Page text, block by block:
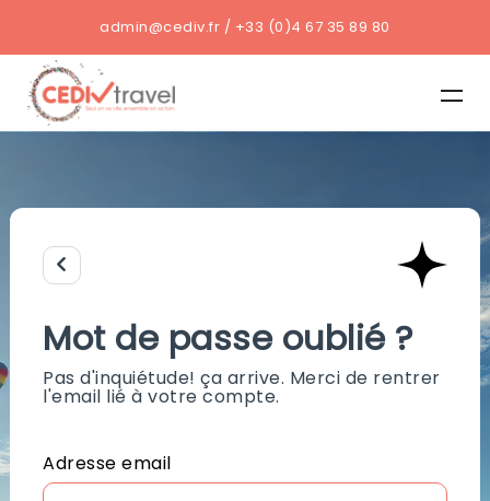
admin@cediv.fr / +33 (0)4 67 35 89 80
Mot de passe oublié ?
Pas d'inquiétude! ça arrive. Merci de rentrer
l'email lié à votre compte.
Adresse email